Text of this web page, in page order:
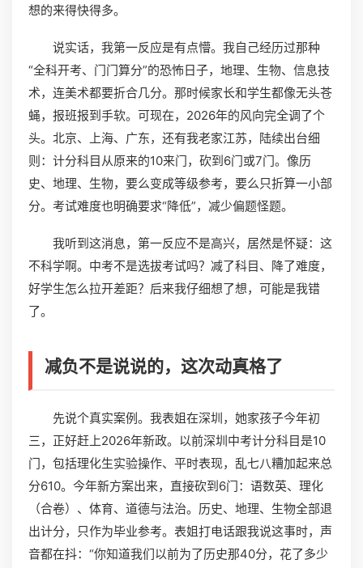
想的来得快得多。
说实话，我第一反应是有点懵。我自己经历过那种
“全科开考、门门算分”的恐怖日子，地理、生物、信息技
术，连美术都要折合几分。那时候家长和学生都像无头苍
蝇，报班报到手软。可现在，2026年的风向完全调了个
头。北京、上海、广东，还有我老家江苏，陆续出台细
则：计分科目从原来的10来门，砍到6门或7门。像历
史、地理、生物，要么变成等级参考，要么只折算一小部
分。考试难度也明确要求“降低”，减少偏题怪题。
我听到这消息，第一反应不是高兴，居然是怀疑：这
不科学啊。中考不是选拔考试吗？减了科目、降了难度，
好学生怎么拉开差距？后来我仔细想了想，可能是我错
了。
减负不是说说的，这次动真格了
先说个真实案例。我表姐在深圳，她家孩子今年初
三，正好赶上2026年新政。以前深圳中考计分科目是10
门，包括理化生实验操作、平时表现，乱七八糟加起来总
分610。今年新方案出来，直接砍到6门：语数英、理化
（合卷）、体育、道德与法治。历史、地理、生物全部退
出计分，只作为毕业参考。表姐打电话跟我说这事时，声
音都在抖：“你知道我们以前为了历史那40分，花了多少